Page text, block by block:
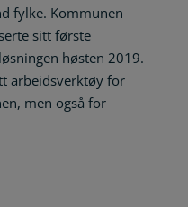
fylke. Kommunen
sitt første
høsten 2019.
arbeidsverktøy for
men også for